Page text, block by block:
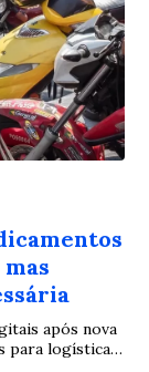
após nova
para logística e